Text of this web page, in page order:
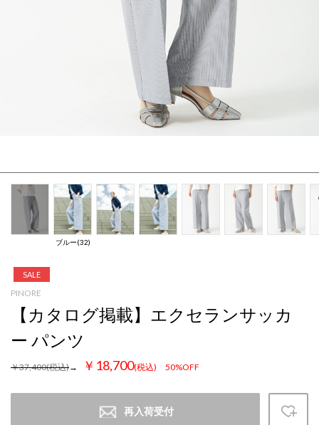
ブルー(32)
SALE
PINORE
【カタログ掲載】エクセランサッカ
ー パンツ
￥37,400(税込)→ ￥18,700(税込) 50%OFF
再入荷受付